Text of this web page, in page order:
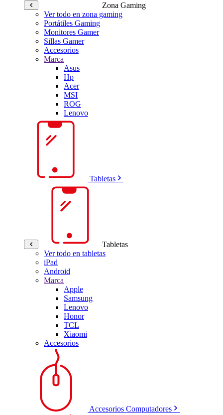
Zona Gaming
Ver todo en zona gaming
Portátiles Gaming
Monitores Gamer
Sillas Gamer
Accesorios
Marca
Asus
Hp
Acer
MSI
ROG
Lenovo
Tabletas
Tabletas
Ver todo en tabletas
iPad
Android
Marca
Apple
Samsung
Lenovo
Honor
TCL
Xiaomi
Accesorios
Accesorios Computadores